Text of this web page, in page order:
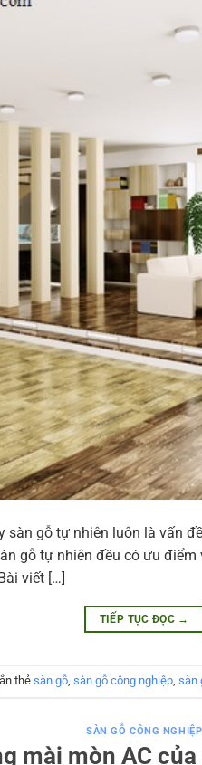
sàn gỗ tự nhiên luôn là vấn
gỗ tự nhiên đều có ưu
viết […]
TIẾP TỤC ĐỌC →
thẻsàn gỗ, sàn gỗ công nghiệp, sàn
SÀN GỖ CÔNG NGHIỆP
mài mòn AC